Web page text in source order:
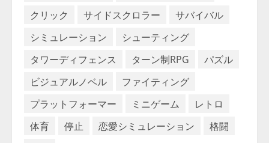
クリック
サイドスクロラー
サバイバル
シミュレーション
シューティング
タワーディフェンス
ターン制RPG
パズル
ビジュアルノベル
ファイティング
プラットフォーマー
ミニゲーム
レトロ
体育
停止 恋愛シミュレーション
格闘